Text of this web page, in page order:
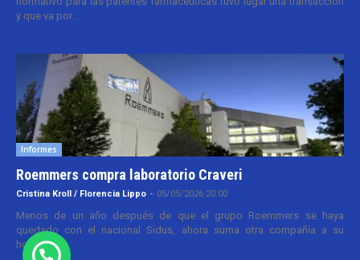
y que va por...
Informes
Roemmers compra laboratorio Craveri
Cristina Kroll / Florencia Lippo - 05/05/2026 20:00
Menos de un año después de que el grupo Roemmers se haya
quedado con el nacional Sidus, ahora suma otra compañía a su
holding....